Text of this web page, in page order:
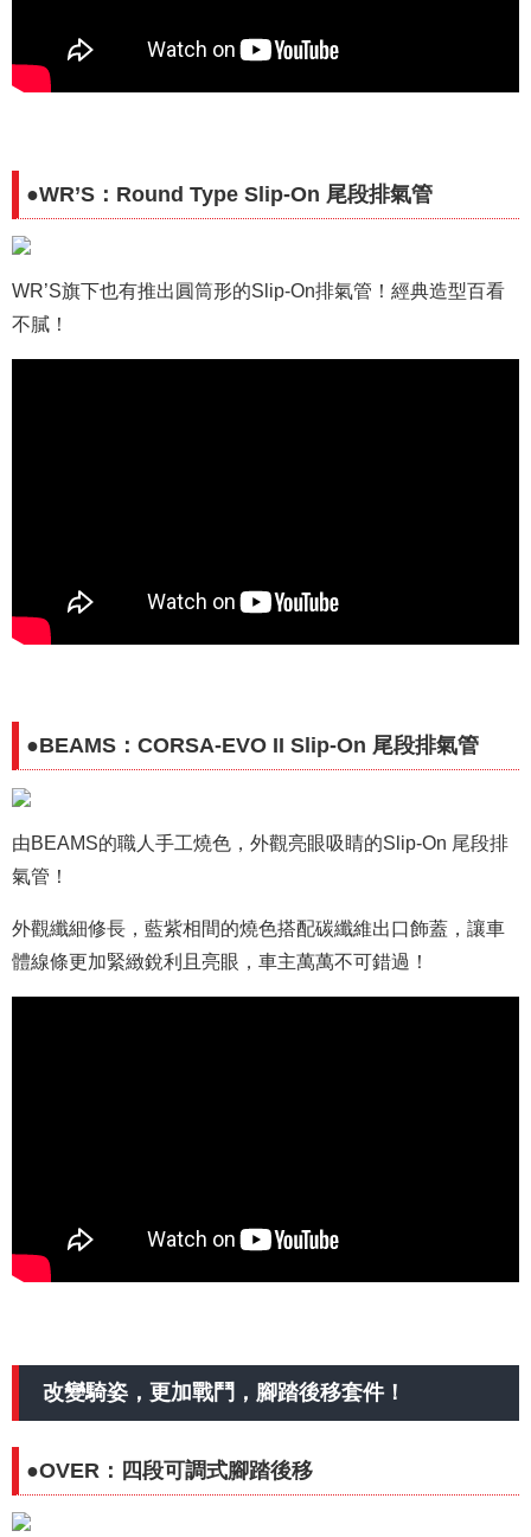
●WR’S：Round Type Slip-On 尾段排氣管
WR’S旗下也有推出圓筒形的Slip-On排氣管！經典造型百看
不膩！
●BEAMS：CORSA-EVO II Slip-On 尾段排氣管
由BEAMS的職人手工燒色，外觀亮眼吸睛的Slip-On 尾段排
氣管！
外觀纖細修長，藍紫相間的燒色搭配碳纖維出口飾蓋，讓車
體線條更加緊緻銳利且亮眼，車主萬萬不可錯過！
改變騎姿，更加戰鬥，腳踏後移套件！
●OVER：四段可調式腳踏後移